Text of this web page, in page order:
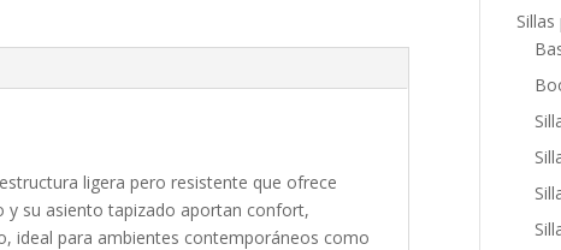
ligera pero resistente que ofrece
y su asiento tapizado aportan confort,
ideal para ambientes contemporáneos como